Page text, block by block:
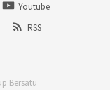
Youtube
RSS
Bersatu